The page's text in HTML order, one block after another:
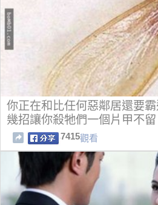
你正在和比任何惡鄰居還要
幾招讓你殺牠們一個片甲不留
7415觀看